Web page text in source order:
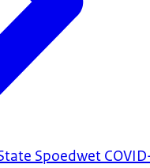
Spoedwet